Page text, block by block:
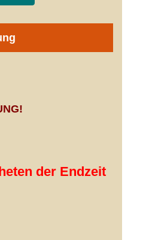
der Endzeit